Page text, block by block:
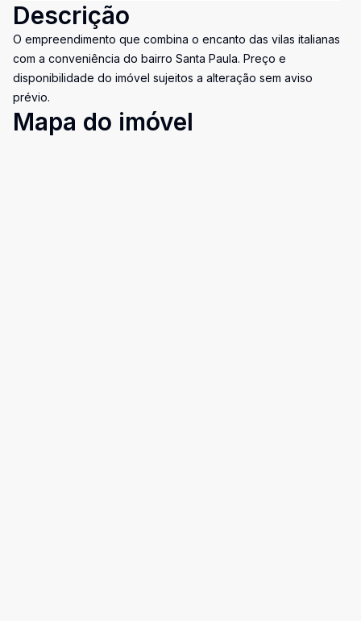
Descrição
O empreendimento que combina o encanto das vilas italianas
com a conveniência do bairro Santa Paula. Preço e
disponibilidade do imóvel sujeitos a alteração sem aviso
prévio.
Mapa do imóvel